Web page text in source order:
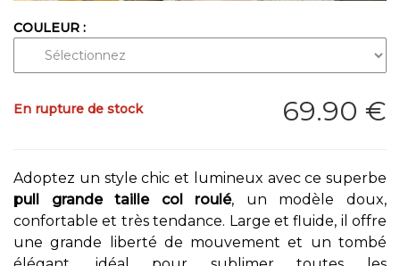
COULEUR :
69.90 €
En rupture de stock
Adoptez un style chic et lumineux avec ce superbe
pull grande taille col roulé, un modèle doux,
confortable et très tendance. Large et fluide, il offre
une grande liberté de mouvement et un tombé